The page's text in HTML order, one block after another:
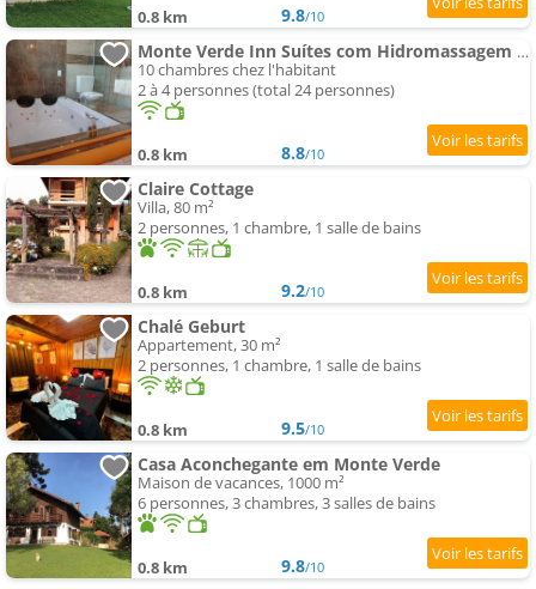
0.8 km 9.8/10
Monte Verde Inn Suítes com Hidromassagem dupla
10 chambres chez l'habitant
2 à 4 personnes (total 24 personnes)
0.8 km 8.8/10
Claire Cottage
Villa, 80 m²
2 personnes, 1 chambre, 1 salle de bains
0.8 km 9.2/10
Chalé Geburt
Appartement, 30 m²
2 personnes, 1 chambre, 1 salle de bains
0.8 km 9.5/10
Casa Aconchegante em Monte Verde
Maison de vacances, 1000 m²
6 personnes, 3 chambres, 3 salles de bains
0.8 km 9.8/10